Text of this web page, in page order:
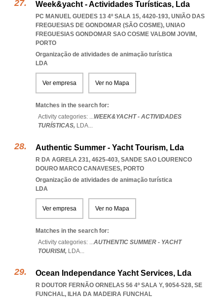
Week&yacht - Actividades Turísticas, Lda
PC MANUEL GUEDES 13 4º SALA 15, 4420-193, UNIÃO DAS
FREGUESIAS DE GONDOMAR (SÃO COSME), UNIAO
FREGUESIAS GONDOMAR SAO COSME VALBOM JOVIM,
PORTO
Organização de atividades de animação turística
LDA
Ver empresa Ver no Mapa
Matches in the search for:
Activity categories: ...WEEK&YACHT - ACTIVIDADES
TURÍSTICAS, LDA...
Authentic Summer - Yacht Tourism, Lda
R DA AGRELA 231, 4625-403, SANDE SAO LOURENCO
DOURO MARCO CANAVESES, PORTO
Organização de atividades de animação turística
LDA
Ver empresa Ver no Mapa
Matches in the search for:
Activity categories: ...AUTHENTIC SUMMER - YACHT
TOURISM, LDA...
Ocean Independance Yacht Services, Lda
R DOUTOR FERNÃO ORNELAS 56 4º SALA Y, 9054-528, SE
FUNCHAL, ILHA DA MADEIRA FUNCHAL